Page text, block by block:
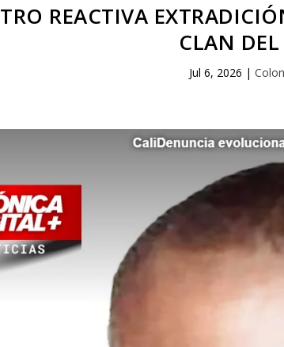
REACTIVA
CLAN
Jul 6, 2026 |